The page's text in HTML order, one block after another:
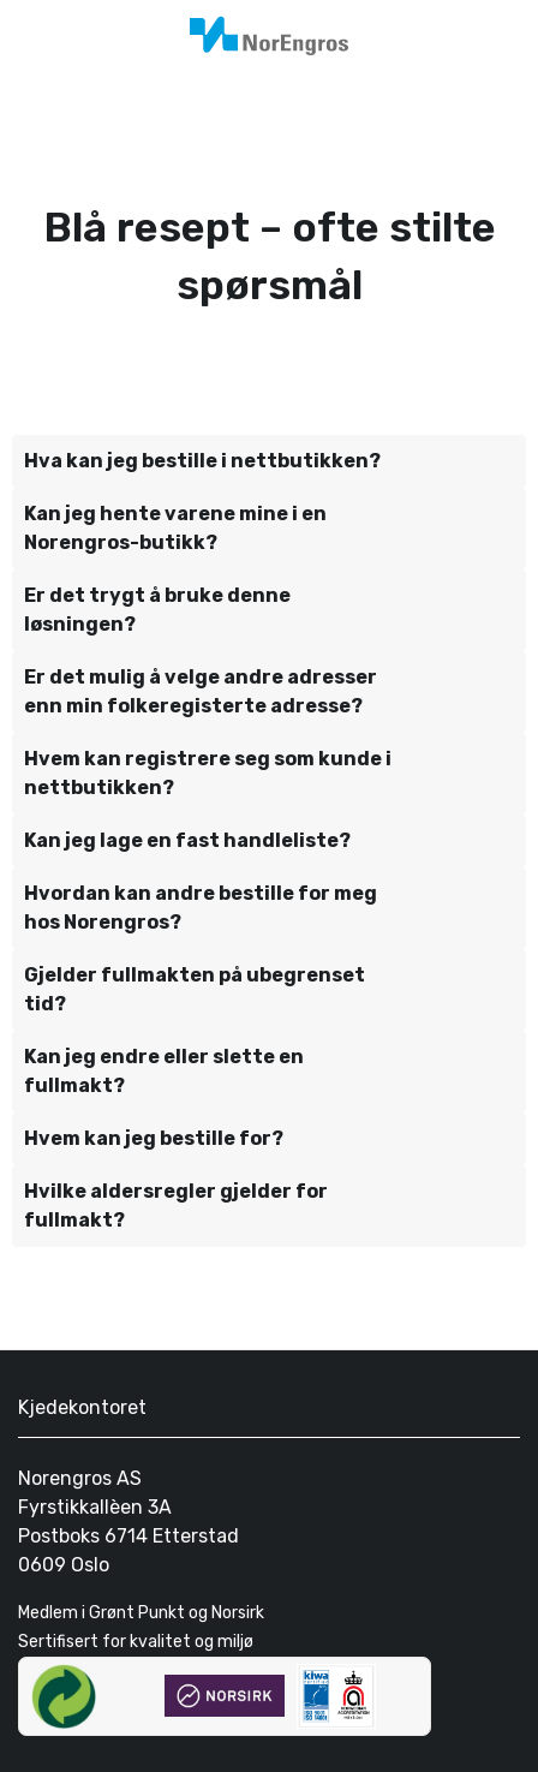
Blå resept – ofte stilte
spørsmål
Hva kan jeg bestille i nettbutikken?
Kan jeg hente varene mine i en
Norengros-butikk?
Er det trygt å bruke denne
løsningen?
Er det mulig å velge andre adresser
enn min folkeregisterte adresse?
Hvem kan registrere seg som kunde i
nettbutikken?
Kan jeg lage en fast handleliste?
Hvordan kan andre bestille for meg
hos Norengros?
Gjelder fullmakten på ubegrenset
tid?
Kan jeg endre eller slette en
fullmakt?
Hvem kan jeg bestille for?
Hvilke aldersregler gjelder for
fullmakt?
Kjedekontoret
Norengros AS
Fyrstikkallèen 3A
Postboks 6714 Etterstad
0609 Oslo
Medlem i Grønt Punkt og Norsirk
Sertifisert for kvalitet og miljø